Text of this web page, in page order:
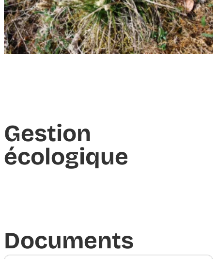
Gestion
écologique
Documents​